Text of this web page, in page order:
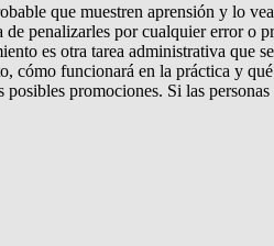
que muestren aprensión y lo
penalizarles por cualquier error o
es otra tarea administrativa que se
cómo funcionará en la práctica y
promociones. Si las personas